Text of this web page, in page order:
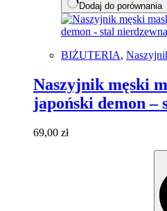
Dodaj do porównania
BIŻUTERIA,
Naszyjnik męski
japoński demon –
69,00 zł